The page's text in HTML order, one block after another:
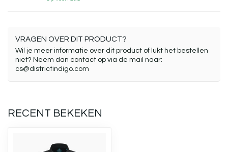
VRAGEN OVER DIT PRODUCT?
Wil je meer informatie over dit product of lukt het bestellen
niet? Neem dan contact op via de mail naar:
cs@districtindigo.com
RECENT BEKEKEN